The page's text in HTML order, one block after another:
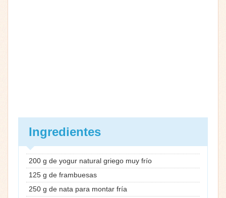
Ingredientes
200 g de yogur natural griego muy frío
125 g de frambuesas
250 g de nata para montar fría